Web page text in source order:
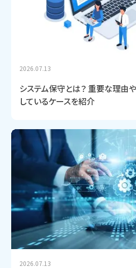
2026.07.13
システム保守とは？ 重要な理由
しているケースを紹介
2026.07.13